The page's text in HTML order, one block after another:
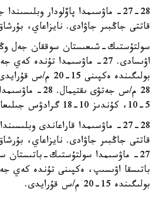
27-28- ماۋسىمدا پاۆلودار
قاتتى جاڭبىر جاۋادى. نايزاعاي،
سولتۇستىك-شىعىستان سوققان جەل
اۋىسادى. 27- ماۋسىمدا تۇندە
28 م/س جەتۋى
5-10، كۇندىز 10-18 گرادۋس جىلىعا دەيىن تومەندەيدى.
27-28- ماۋسىمدا قاراعاندى
قاتتى جاڭبىر جاۋادى. نايزاعاي،
27- ماۋسىمدا سولتۇستىك-
باتىسقا اۋىسىپ، ەكپىنى تۇندە كەي
بولىگىندە 15-20 م/س قۇرايدى.